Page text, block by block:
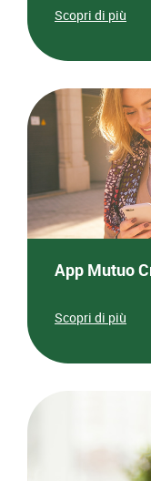
Scopri di più
App Mutuo
Scopri di più